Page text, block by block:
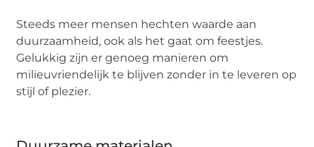
Steeds meer mensen hechten waarde aan
duurzaamheid, ook als het gaat om feestjes.
Gelukkig zijn er genoeg manieren om
milieuvriendelijk te blijven zonder in te leveren op
stijl of plezier.